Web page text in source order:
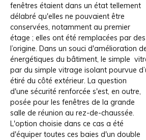
fenêtres étaient dans un état tellement
délabré qu'elles ne pouvaient être
conservées, notamment au premier
étage ; elles ont été remplacées par
l’origine. Dans un souci d'amélioration
énergétiques du bâtiment, le simple
par du simple vitrage isolant pourvue
étiré du côté extérieur. La question
d'une sécurité renforcée s'est, en outre,
posée pour les fenêtres de la grande
salle de réunion au rez-de-chaussée.
L'option choisie dans ce cas a été
d'équiper toutes ces baies d'un double